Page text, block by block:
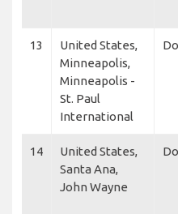
13
United States,
Minneapolis,
Minneapolis -
St. Paul
International
14
United States,
Santa Ana,
John Wayne